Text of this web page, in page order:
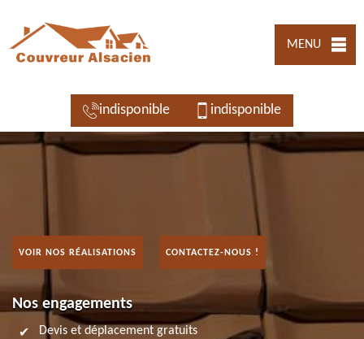
MENU
indisponible indisponible
VOIR NOS RÉALISATIONS CONTACTEZ-NOUS !
Nos engagements
Devis et déplacement gratuits